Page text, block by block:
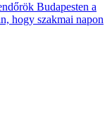
Budapesten a
hogy szakmai napon